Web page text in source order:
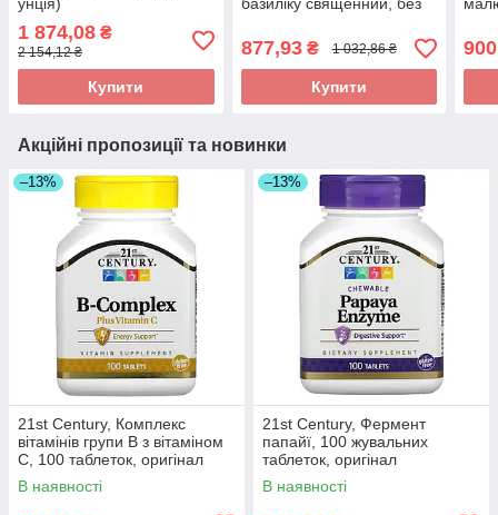
унція)
1 874,08 ₴
2 154,12 ₴
Купити
базиліку священний, без
рідк.
877,93₴ 1 032,86 ₴
Купити
35
Акційні пропозиції та новинки
–13%
21st Century, Комплекс
вітамінів групи B з вітаміном
C, 100 таблеток, оригінал
В наявності
–13%
21st Century, Фермент
папайї, 100 жувальних
таблеток, оригінал
В наявності